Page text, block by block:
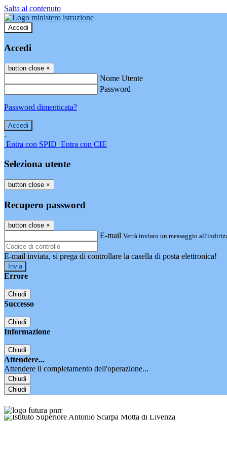
Salta al contenuto
Accedi
Accedi
button close ×
Nome Utente
Password
Password dimenticata?
-
Entra con SPID Entra con CIE
Seleziona utente
button close ×
Recupero password
button close ×
E-mail Verrà inviato un messaggio
E-mail inviata, si prega di controllare la casella di posta elettronica!
Errore
Chiudi
Successo
Chiudi
Informazione
Chiudi
Attendere...
Attendere il completamento dell'operazione...
Chiudi
Chiudi